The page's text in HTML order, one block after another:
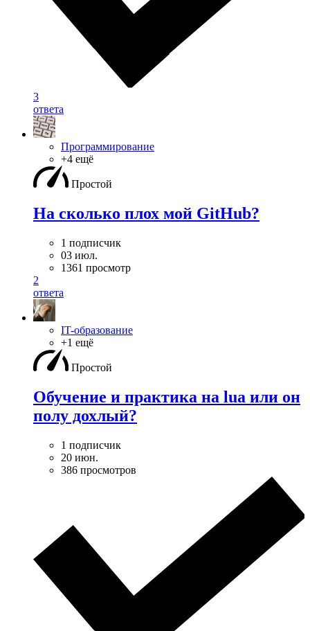
3
ответа
Программирование
+4 ещё
Простой
На сколько плох мой GitHub?
1 подписчик
03 июл.
1361 просмотр
2
ответа
IT-образование
+1 ещё
Простой
Обучение и практика на lua или он
полу дохлый?
1 подписчик
20 июн.
386 просмотров